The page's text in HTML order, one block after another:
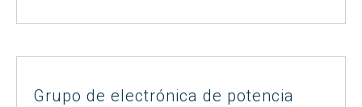
Grupo de electrónica de potencia